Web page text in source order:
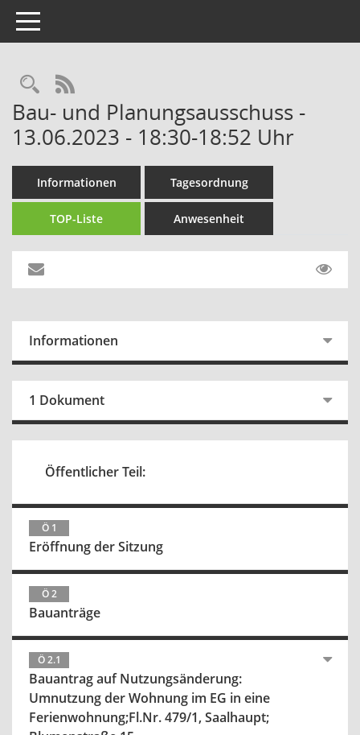
Toggle navigation
RSS-Feed
Bau- und Planungsausschuss -
13.06.2023 - 18:30-18:52 Uhr
Informationen Tagesordnung
TOP-Liste Anwesenheit
Informationen
1 Dokument
Öffentlicher Teil:
Ö 1
Eröffnung der Sitzung
Ö 2
Bauanträge
Ö 2.1
Bauantrag auf Nutzungsänderung:
Umnutzung der Wohnung im EG in eine
Ferienwohnung;Fl.Nr. 479/1, Saalhaupt;